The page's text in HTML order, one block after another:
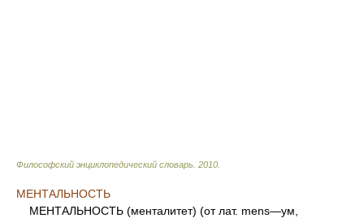
Философский энциклопедический словарь 2010
МЕНТАЛЬНОСТЬ
МЕНТАЛЬНОСТЬ (менталитет) (от лат. mens—ум,